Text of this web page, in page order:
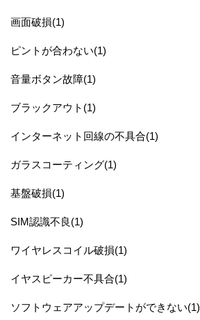
画面破損(1)
ピントが合わない(1)
音量ボタン故障(1)
ブラックアウト(1)
インターネット回線の不具合(1)
ガラスコーティング(1)
基盤破損(1)
SIM認識不良(1)
ワイヤレスコイル破損(1)
イヤスピーカー不具合(1)
ソフトウェアアップデートができない(1)